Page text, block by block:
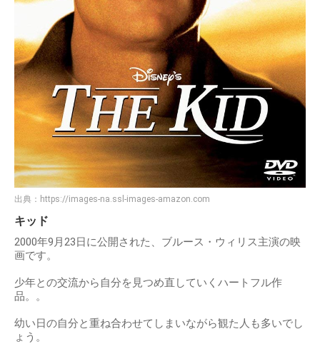
出典： https://images-na.ssl-images-amazon.com
キッド
2000年9月23日に公開された、ブルース・ウィリス主演の映
画です。
少年との交流から自分を見つめ直していくハートフル作
品。。
幼い日の自分と重ね合わせてしまいながら観た人も多いでし
ょう。